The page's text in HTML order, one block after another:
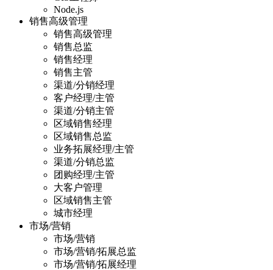
Node.js
销售高级管理
销售高级管理
销售总监
销售经理
销售主管
渠道/分销经理
客户经理/主管
渠道/分销主管
区域销售经理
区域销售总监
业务拓展经理/主管
渠道/分销总监
团购经理/主管
大客户管理
区域销售主管
城市经理
市场/营销
市场/营销
市场/营销/拓展总监
市场/营销/拓展经理